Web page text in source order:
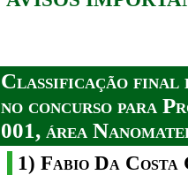
Classificação final
no concurso para
001, área
1) Fabio Da